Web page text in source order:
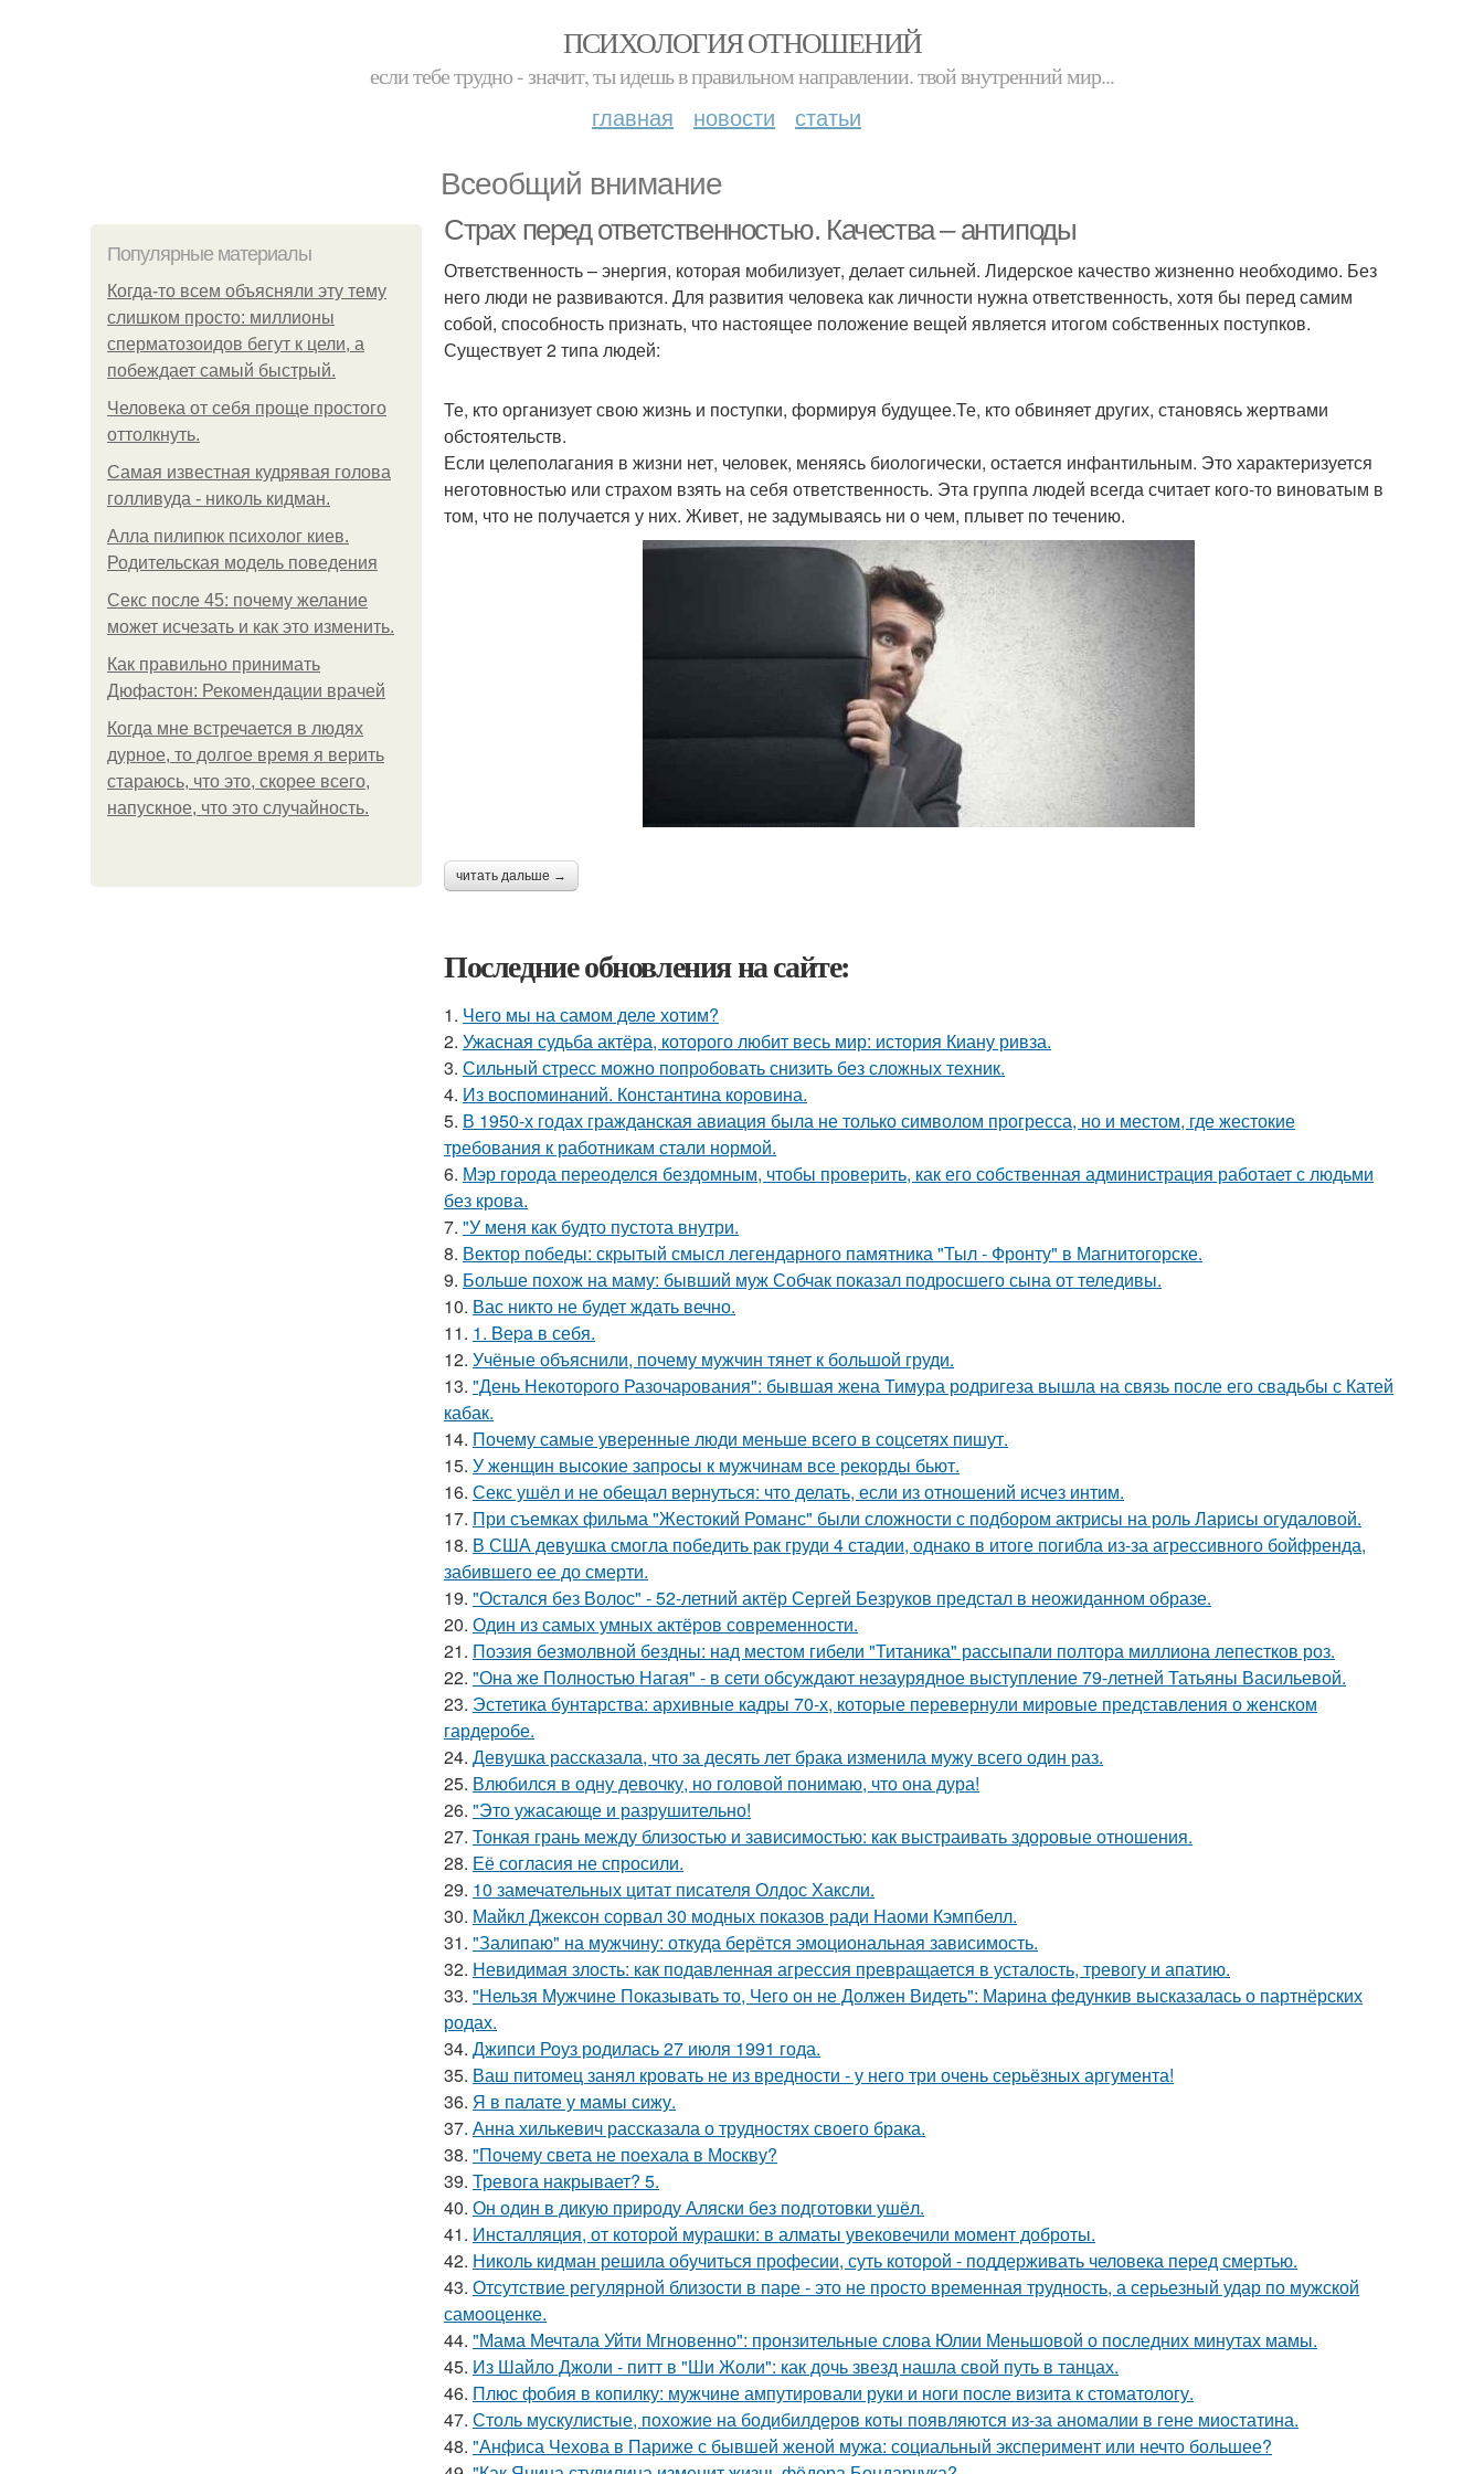
ПСИХОЛОГИЯ ОТНОШЕНИЙ
если тебе трудно - значит, ты идешь в правильном направлении. твой внутренний мир...
главная новости статьи
Всеобщий внимание
Популярные материалы
Когда-то всем объясняли эту тему
слишком просто: миллионы
сперматозоидов бегут к цели, а
побеждает самый быстрый.
Человека от себя проще простого
оттолкнуть.
Самая известная кудрявая голова
голливуда - николь кидман.
Алла пилипюк психолог киев.
Родительская модель поведения
Секс после 45: почему желание
может исчезать и как это изменить.
Как правильно принимать
Дюфастон: Рекомендации врачей
Когда мне встречается в людях
дурное, то долгое время я верить
стараюсь, что это, скорее всего,
напускное, что это случайность.
Страх перед ответственностью. Качества – антиподы
Ответственность – энергия, которая мобилизует, делает сильней. Лидерское качество жизненно необходимо. Без
него люди не развиваются. Для развития человека как личности нужна ответственность, хотя бы перед самим
собой, способность признать, что настоящее положение вещей является итогом собственных поступков.
Существует 2 типа людей:
Те, кто организует свою жизнь и поступки, формируя будущее.Те, кто обвиняет других, становясь жертвами
обстоятельств.
Если целеполагания в жизни нет, человек, меняясь биологически, остается инфантильным. Это характеризуется
неготовностью или страхом взять на себя ответственность. Эта группа людей всегда считает кого-то виноватым в
том, что не получается у них. Живет, не задумываясь ни о чем, плывет по течению.
читать дальше →
Последние обновления на сайте:
1. Чего мы на самом деле хотим?
2. Ужасная судьба актёра, которого любит весь мир: история Киану ривза.
3. Сильный стресс можно попробовать снизить без сложных техник.
4. Из воспоминаний. Константина коровина.
5. В 1950-х годах гражданская авиация была не только символом прогресса, но и местом, где жестокие
требования к работникам стали нормой.
6. Мэр города переоделся бездомным, чтобы проверить, как его собственная администрация работает с людьми
без крова.
7. "У меня как будто пустота внутри.
8. Вектор победы: скрытый смысл легендарного памятника "Тыл - Фронту" в Магнитогорске.
9. Больше похож на маму: бывший муж Собчак показал подросшего сына от теледивы.
10. Вас никто не будет ждать вечно.
11. 1. Bеpa в себя.
12. Учёные объяснили, почему мужчин тянет к большой груди.
13. "День Некоторого Разочарования": бывшая жена Тимура родригеза вышла на связь после его свадьбы с Катей
кабак.
14. Почему самые уверенные люди меньше всего в соцсетях пишут.
15. У жeнщин выcoкие запросы к мужчинам все рекорды бьют.
16. Секс ушёл и не обещал вернуться: что делать, если из отношений исчез интим.
17. При съемках фильма "Жестокий Романс" были сложности с подбором актрисы на роль Ларисы огудаловой.
18. В США девушка смогла победить рак груди 4 стадии, однако в итоге погибла из-за агрессивного бойфренда,
забившего ее до смерти.
19. "Остался без Волос" - 52-летний актёр Сергей Безруков предстал в неожиданном образе.
20. Один из самых умных актёров современности.
21. Поэзия безмолвной бездны: над местом гибели "Титаника" рассыпали полтора миллиона лепестков роз.
22. "Она же Полностью Нагая" - в сети обсуждают незаурядное выступление 79-летней Татьяны Васильевой.
23. Эстетика бунтарства: архивные кадры 70-х, которые перевернули мировые представления о женском
гардеробе.
24. Девушка рассказала, что за десять лет брака изменила мужу всего один раз.
25. Влюбился в одну девочку, но головой понимаю, что она дура!
26. "Это ужасающе и разрушительно!
27. Тонкая грань между близостью и зависимостью: как выстраивать здоровые отношения.
28. Её согласия не спросили.
29. 10 замечательных цитат писателя Олдос Хаксли.
30. Майкл Джексон сорвал 30 модных показов ради Наоми Кэмпбелл.
31. "Залипаю" на мужчину: откуда берётся эмоциональная зависимость.
32. Невидимая злость: как подавленная агрессия превращается в усталость, тревогу и апатию.
33. "Нельзя Мужчине Показывать то, Чего он не Должен Видеть": Марина федункив высказалась о партнёрских
родах.
34. Джипси Роуз родилась 27 июля 1991 года.
35. Ваш питомец занял кровать не из вредности - у него три очень серьёзных аргумента!
36. Я в палате у мамы сижу.
37. Анна хилькевич рассказала о трудностях своего брака.
38. "Почему света не поехала в Москву?
39. Тревога накрывает? 5.
40. Он один в дикую природу Аляски без подготовки ушёл.
41. Инсталляция, от которой мурашки: в алматы увековечили момент доброты.
42. Николь кидман решила обучиться професии, суть которой - поддерживать человека перед смертью.
43. Отсутствие регулярной близости в паре - это не просто временная трудность, а серьезный удар по мужской
самооценке.
44. "Мама Мечтала Уйти Мгновенно": пронзительные слова Юлии Меньшовой о последних минутах мамы.
45. Из Шайло Джоли - питт в "Ши Жоли": как дочь звезд нашла свой путь в танцах.
46. Плюс фобия в копилку: мужчине ампутировали руки и ноги после визита к стоматологу.
47. Столь мускулистые, похожие на бодибилдеров коты появляются из-за аномалии в гене миостатина.
48. "Анфиса Чехова в Париже с бывшей женой мужа: социальный эксперимент или нечто большее?